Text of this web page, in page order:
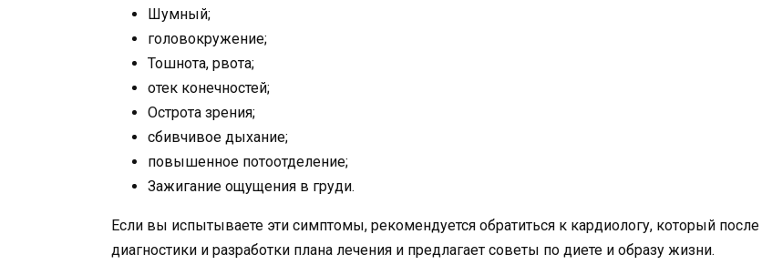
Шумный;
головокружение;
Тошнота, рвота;
отек конечностей;
Острота зрения;
сбивчивое дыхание;
повышенное потоотделение;
Зажигание ощущения в груди.
Если вы испытываете эти симптомы, рекомендуется обратиться к кардиологу, который после
диагностики и разработки плана лечения и предлагает советы по диете и образу жизни.